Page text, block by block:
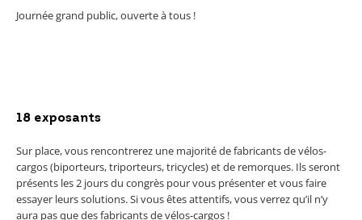
Journée grand public, ouverte à tous !
18 exposants
Sur place, vous rencontrerez une majorité de fabricants de vélos-
cargos (biporteurs, triporteurs, tricycles) et de remorques. Ils seront
présents les 2 jours du congrès pour vous présenter et vous faire
essayer leurs solutions. Si vous êtes attentifs, vous verrez qu’il n’y
aura pas que des fabricants de vélos-cargos !